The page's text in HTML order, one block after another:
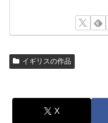
イギリスの作品
X